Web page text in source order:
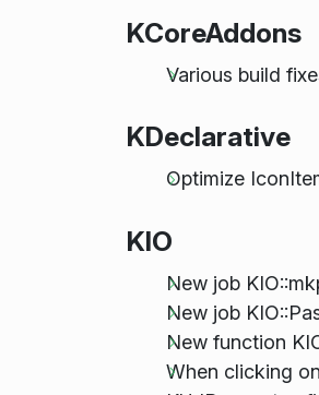
KCoreAddons
Various build
KDeclarative
Optimize
KIO
New job
New job
New function
When clicking